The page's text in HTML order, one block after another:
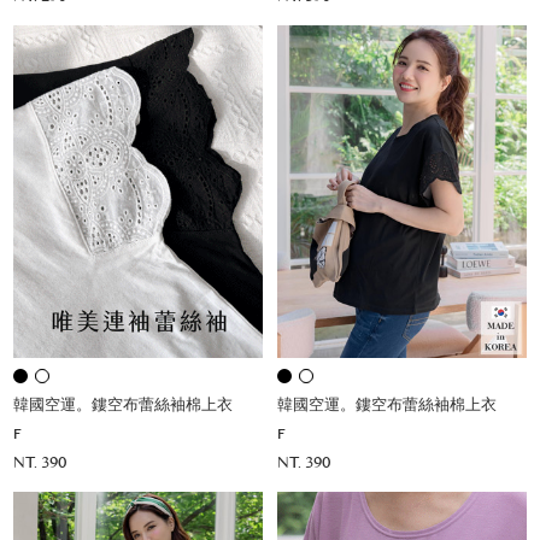
韓國空運。鏤空布蕾絲袖棉上衣
F
NT. 390
韓國空運。鏤空布蕾絲袖棉上衣
F
NT. 390